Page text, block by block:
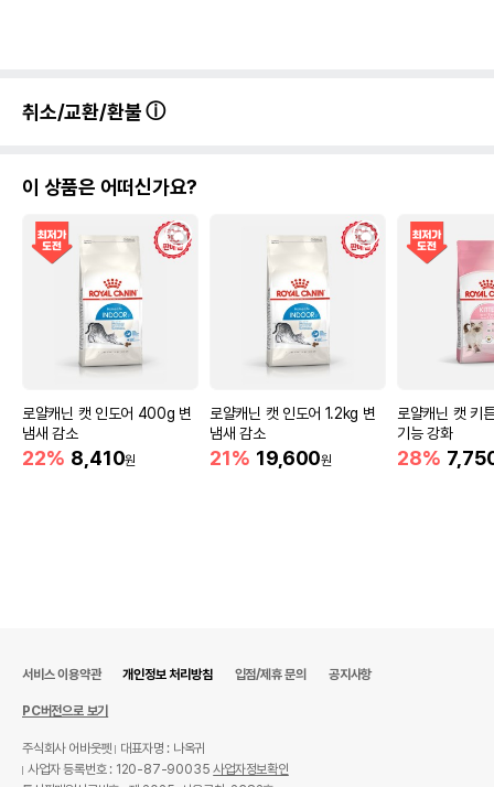
취소/교환/환불
이 상품은 어떠신가요?
로얄캐닌 캣 인도어 400g 변
냄새 감소
22% 8,410원
로얄캐닌 캣 인도어 1.2kg 변
냄새 감소
21% 19,600원
로얄캐닌 캣 키
기능 강화
28%
서비스 이용약관 개인정보 처리방침 입점/제휴 문의 공지사항
PC버전으로 보기
주식회사 어바웃펫
대표자명 : 나옥귀
사업자 등록번호 : 120-87-90035사업자정보확인